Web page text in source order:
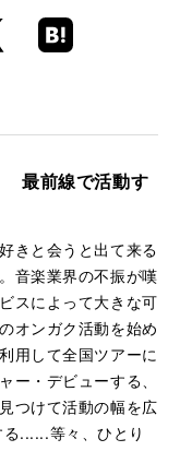
Hatena
Boo
最前線で活動す
きと会うと出て来る
音楽業界の不振が嘆
スによって大きな可
オンガク活動を始め
用して全国ツアーに
ー・デビューする、
つけて活動の幅を広
......等々、ひとり